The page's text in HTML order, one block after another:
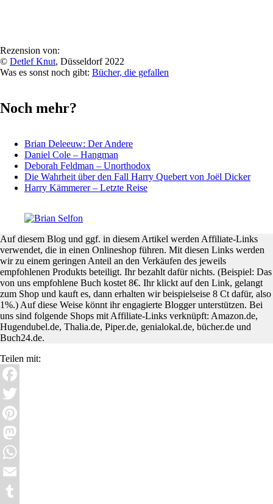
Rezension von:
© Detlef Knut, Düsseldorf 2022
Was es sonst noch gibt: Bücher, die gefallen
Noch mehr?
Brian Deleeuw: Der Andere
Daniel Cole – Hangman
Deborah Feldman – Unorthodox
Die Wahrheit über den Fall Harry Quebert von Joël Dicker
Harry Kämmerer – Letzte Reise
Auf diesem Blog und ggf. in diesem Artikel werden Affiliate-Links
verwendet, die in einen Onlineshop führen. Mit diesen Links werden
wir zu einem geringen Anteil an den Verkäufen des jeweils
empfohlenen Produkts beteiligt. Ihr bezahlt dafür nichts. (Beispiel: Das
von uns empfohlene Buch kostet 8€. Ihr klickt auf den Link, gelangt
zum Shop und kauft es, dann erhalten wir beispielseise 8 Ct dafür, also
1%.) Auf diese Weise könnt ihr engagierte Blogger unterstützen. Bei
uns sind folgende Shops mit Affiliate-Links verknüpft: Amazon.de,
Hugendubel.de, Thalia.de, Piper.de, genialokal.de, bücher.de und
Buch24.de.
Teilen mit:
Facebook
Twitter
Pinterest
Mastodon
WhatsApp
Email